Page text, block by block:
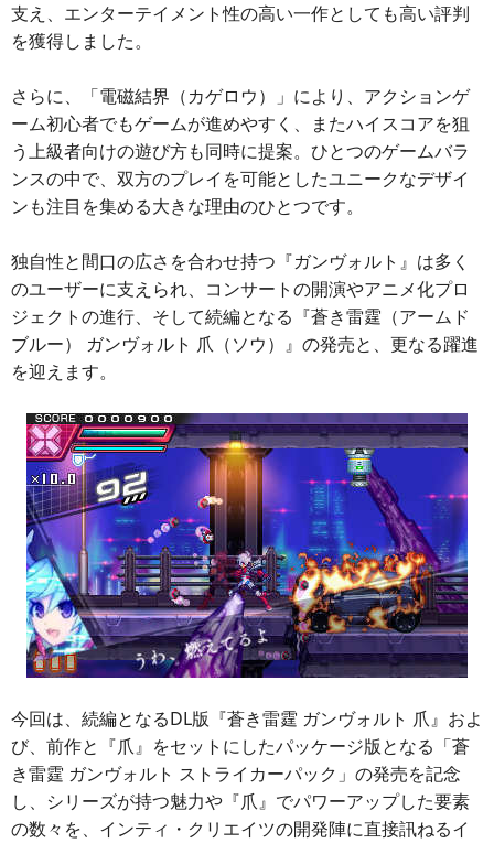
支え、エンターテイメント性の高い一作としても高い評判
を獲得しました。
さらに、「電磁結界（カゲロウ）」により、アクションゲ
ーム初心者でもゲームが進めやすく、またハイスコアを狙
う上級者向けの遊び方も同時に提案。ひとつのゲームバラ
ンスの中で、双方のプレイを可能としたユニークなデザイ
ンも注目を集める大きな理由のひとつです。
独自性と間口の広さを合わせ持つ『ガンヴォルト』は多く
のユーザーに支えられ、コンサートの開演やアニメ化プロ
ジェクトの進行、そして続編となる『蒼き雷霆（アームド
ブルー） ガンヴォルト 爪（ソウ）』の発売と、更なる躍進
を迎えます。
今回は、続編となるDL版『蒼き雷霆 ガンヴォルト 爪』およ
び、前作と『爪』をセットにしたパッケージ版となる「蒼
き雷霆 ガンヴォルト ストライカーパック」の発売を記念
し、シリーズが持つ魅力や『爪』でパワーアップした要素
の数々を、インティ・クリエイツの開発陣に直接訊ねるイ